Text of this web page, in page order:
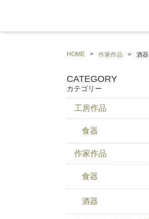
HOME 作家作品 酒器
CATEGORY
カテゴリー
工房作品
食器
作家作品
食器
酒器